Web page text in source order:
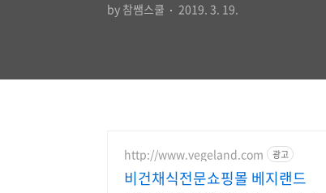
by 참쌤스쿨 2019. 3. 19.
http://www.vegeland.com 광고
비건채식전문쇼핑몰 베지랜드